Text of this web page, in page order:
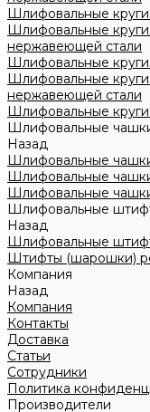
Шлифовальные круги
Шлифовальные
нержавеющей стали
Шлифовальные
Шлифовальные
нержавеющей стали
Шлифовальные
Шлифовальные
Назад
Шлифовальные
Шлифовальные
Шлифовальные
Шлифовальные
Назад
Шлифовальные
Штифты (шарошки)
Компания
Назад
Компания
Контакты
Доставка
Статьи
Сотрудники
Политика
Производители